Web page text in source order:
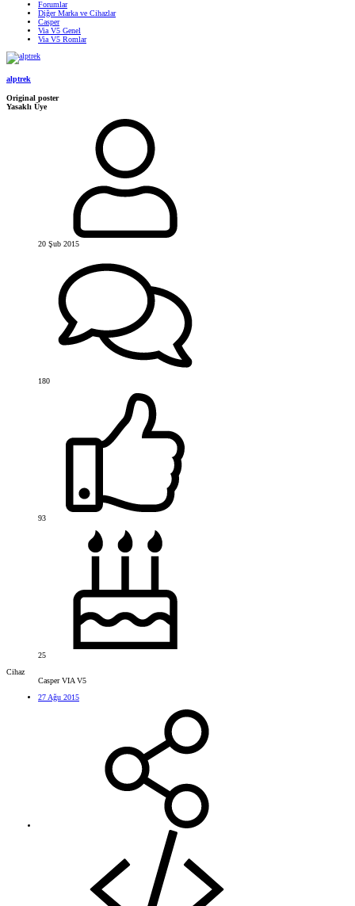
Forumlar
Diğer Marka ve Cihazlar
Casper
Via V5 Genel
Via V5 Romlar
alptrek
Original poster
Yasaklı Üye
20 Şub 2015
180
93
25
Cihaz
Casper VIA V5
27 Ağu 2015